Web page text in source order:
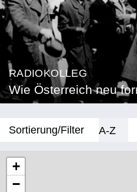
RADIOKOLLEG
Wie Österreich neu
Sortierung/Filter
A-Z
+
−